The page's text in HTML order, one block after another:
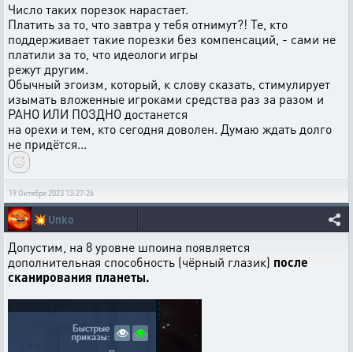
Число таких порезок нарастает.
Платить за то, что завтра у тебя отнимут?! Те, кто
поддерживает такие порезки без компенсаций, - сами не
платили за то, что идеологи игры
режут другим.
Обычный эгоизм, который, к слову сказать, стимулирует
изымать вложенные игроками средства раз за разом и
РАНО ИЛИ ПОЗДНО достанется
на орехи и тем, кто сегодня доволен. Думаю ждать долго
не придётся...
19 Октября 2023 13:27:26
💥Unko
Допустим, на 8 уровне шпоина появляется
дополнительная способность (чёрный глазик) после
сканирования планеты.